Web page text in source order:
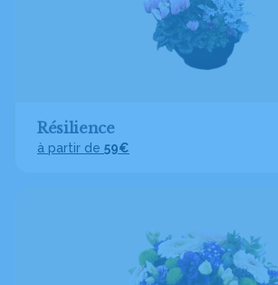
Résilience
à partir de 59€